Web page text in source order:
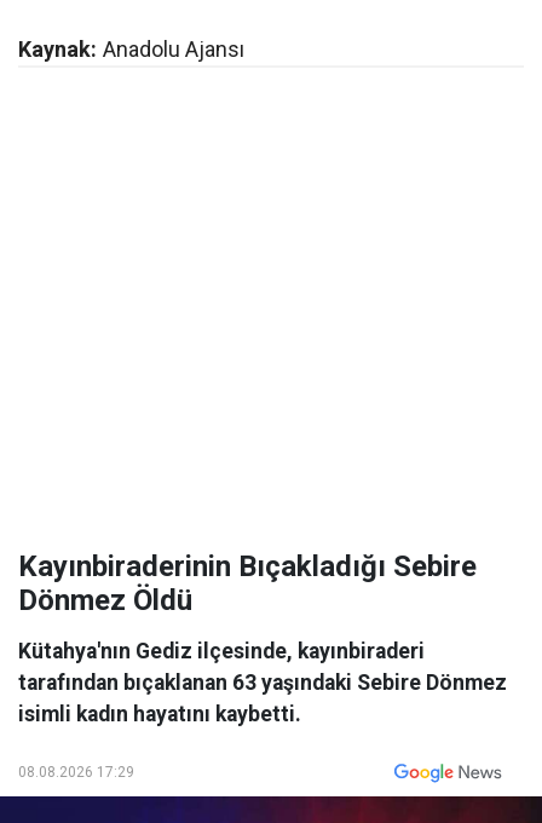
Kaynak: Anadolu Ajansı
Kayınbiraderinin Bıçakladığı Sebire
Dönmez Öldü
Kütahya'nın Gediz ilçesinde, kayınbiraderi
tarafından bıçaklanan 63 yaşındaki Sebire Dönmez
isimli kadın hayatını kaybetti.
08.08.2026 17:29